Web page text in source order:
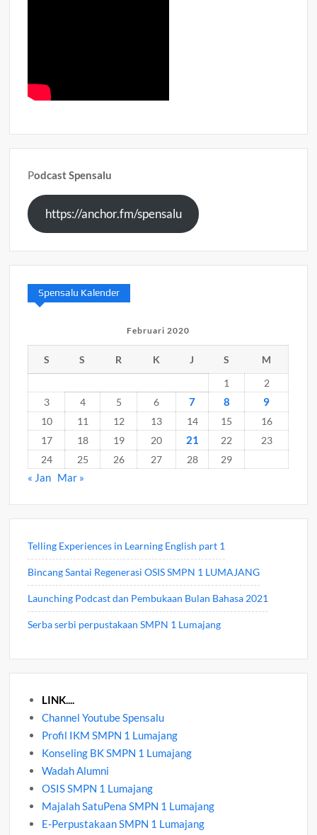
Podcast Spensalu
https://anchor.fm/spensalu
Spensalu Kalender
Februari 2020
S S R K J S
M
1
2
3
4 5 6 7 8 9
10 11 12 13 14 15
16
17
18 19 20 21 22
23
24
25 26 27 28 29
« Jan Mar »
Telling Experiences in Learning English part 1
Bincang Santai Regenerasi OSIS SMPN 1 LUMAJANG
Launching Podcast dan Pembukaan Bulan Bahasa 2021
Serba serbi perpustakaan SMPN 1 Lumajang
LINK....
Channel Youtube Spensalu
Profil IKM SMPN 1 Lumajang
Konseling BK SMPN 1 Lumajang
Wadah Alumni
OSIS SMPN 1 Lumajang
Majalah SatuPena SMPN 1 Lumajang
E-Perpustakaan SMPN 1 Lumajang